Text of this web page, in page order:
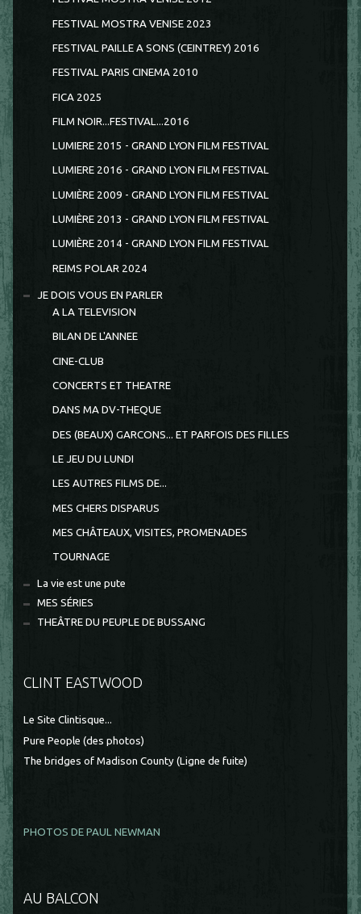
FESTIVAL MOSTRA VENISE 2023
FESTIVAL PAILLE A SONS (CEINTREY) 2016
FESTIVAL PARIS CINEMA 2010
FICA 2025
FILM NOIR...FESTIVAL...2016
LUMIERE 2015 - GRAND LYON FILM FESTIVAL
LUMIERE 2016 - GRAND LYON FILM FESTIVAL
LUMIÈRE 2009 - GRAND LYON FILM FESTIVAL
LUMIÈRE 2013 - GRAND LYON FILM FESTIVAL
LUMIÈRE 2014 - GRAND LYON FILM FESTIVAL
REIMS POLAR 2024
JE DOIS VOUS EN PARLER
A LA TELEVISION
BILAN DE L'ANNEE
CINE-CLUB
CONCERTS ET THEATRE
DANS MA DV-THEQUE
DES (BEAUX) GARCONS... ET PARFOIS DES FILLES
LE JEU DU LUNDI
LES AUTRES FILMS DE...
MES CHERS DISPARUS
MES CHÂTEAUX, VISITES, PROMENADES
TOURNAGE
La vie est une pute
MES SÉRIES
THEÂTRE DU PEUPLE DE BUSSANG
CLINT EASTWOOD
Le Site Clintisque...
Pure People (des photos)
The bridges of Madison County (Ligne de fuite)
PHOTOS DE PAUL NEWMAN
AU BALCON